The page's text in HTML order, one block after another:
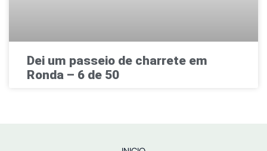
Dei um passeio de charrete em
Ronda – 6 de 50